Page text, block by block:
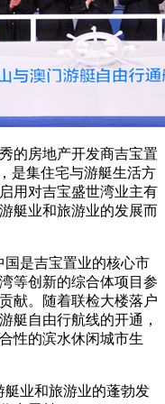
的房地产开发商吉宝置
是集住宅与游艇生活方
用对吉宝盛世湾业主有
艇业和旅游业的发展而
国是吉宝置业的核心市
等创新的综合体项目参
献。随着联检大楼落户
艇自由行航线的开通，
性的滨水休闲城市生
艇业和旅游业的蓬勃发